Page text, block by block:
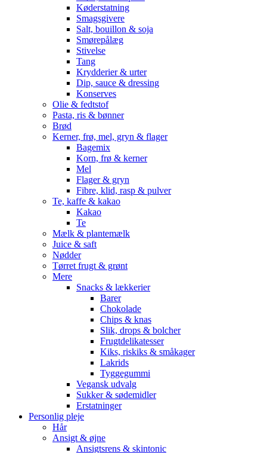
Køderstatning
Smagsgivere
Salt, bouillon & soja
Smørepålæg
Stivelse
Tang
Krydderier & urter
Dip, sauce & dressing
Konserves
Olie & fedtstof
Pasta, ris & bønner
Brød
Kerner, frø, mel, gryn & flager
Bagemix
Korn, frø & kerner
Mel
Flager & gryn
Fibre, klid, rasp & pulver
Te, kaffe & kakao
Kakao
Te
Mælk & plantemælk
Juice & saft
Nødder
Tørret frugt & grønt
Mere
Snacks & lækkerier
Barer
Chokolade
Chips & knas
Slik, drops & bolcher
Frugtdelikatesser
Kiks, riskiks & småkager
Lakrids
Tyggegummi
Vegansk udvalg
Sukker & sødemidler
Erstatninger
Personlig pleje
Hår
Ansigt & øjne
Ansigtsrens & skintonic